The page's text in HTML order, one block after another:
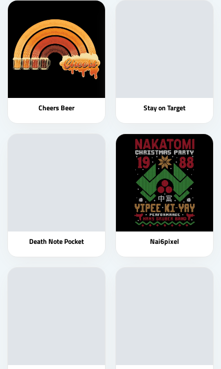
Cheers Beer Stay on Target
Death Note Pocket Nai6pixel